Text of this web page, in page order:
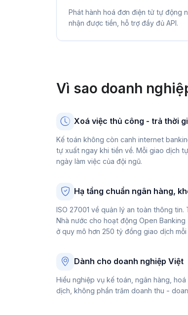
Phát hành hoá đơn điện tử tự động
nhận được tiền, hỗ trợ đầy đủ API.
Vì sao doanh
Xoá việc thủ công - trả thời
Kế toán không còn canh internet
tự xuất ngay khi tiền về. Mỗi giao dịch
ngày làm việc của đội ngũ.
Hạ tầng chuẩn ngân hàng,
ISO 27001 về quản lý an toàn thông
Nhà nước cho hoạt động Open
ở quy mô hơn 250 tỷ đồng giao dịch mỗi
Dành cho doanh nghiệp Việt
Hiểu nghiệp vụ kế toán, ngân hàng,
dịch, không phần trăm doanh thu -